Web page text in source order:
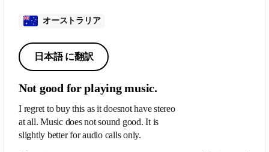
オーストラリア
日本語 に翻訳
Not good for playing music.
I regret to buy this as it doesnot have stereo
at all. Music does not sound good. It is
slightly better for audio calls only.